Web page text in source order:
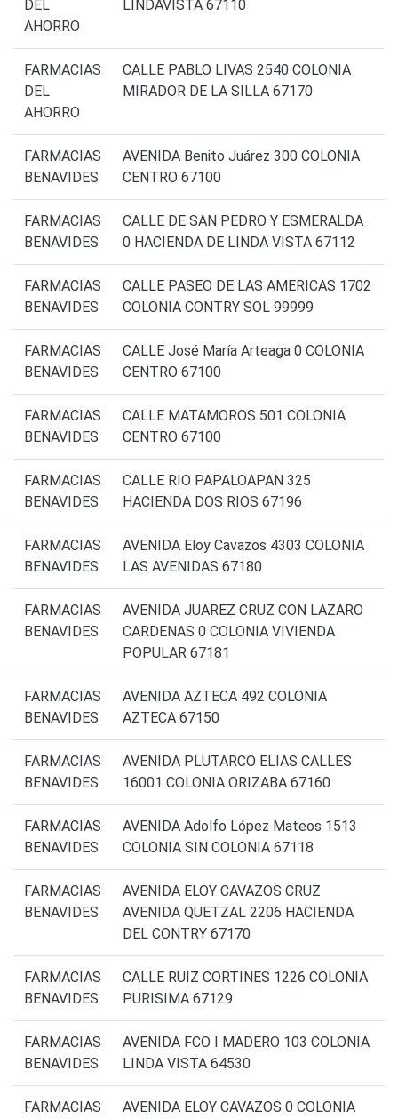
DEL
AHORRO
LINDAVISTA 67110
FARMACIAS
DEL
AHORRO
CALLE PABLO LIVAS 2540 COLONIA
MIRADOR DE LA SILLA 67170
FARMACIAS
BENAVIDES
AVENIDA Benito Juárez 300 COLONIA
CENTRO 67100
FARMACIAS
BENAVIDES
CALLE DE SAN PEDRO Y ESMERALDA
0 HACIENDA DE LINDA VISTA 67112
FARMACIAS
BENAVIDES
CALLE PASEO DE LAS AMERICAS 1702
COLONIA CONTRY SOL 99999
FARMACIAS
BENAVIDES
CALLE José María Arteaga 0 COLONIA
CENTRO 67100
FARMACIAS
BENAVIDES
CALLE MATAMOROS 501 COLONIA
CENTRO 67100
FARMACIAS
BENAVIDES
CALLE RIO PAPALOAPAN 325
HACIENDA DOS RIOS 67196
FARMACIAS
BENAVIDES
AVENIDA Eloy Cavazos 4303 COLONIA
LAS AVENIDAS 67180
FARMACIAS
BENAVIDES
AVENIDA JUAREZ CRUZ CON LAZARO
CARDENAS 0 COLONIA VIVIENDA
POPULAR 67181
FARMACIAS
BENAVIDES
AVENIDA AZTECA 492 COLONIA
AZTECA 67150
FARMACIAS
BENAVIDES
AVENIDA PLUTARCO ELIAS CALLES
16001 COLONIA ORIZABA 67160
FARMACIAS
BENAVIDES
AVENIDA Adolfo López Mateos 1513
COLONIA SIN COLONIA 67118
FARMACIAS
BENAVIDES
AVENIDA ELOY CAVAZOS CRUZ
AVENIDA QUETZAL 2206 HACIENDA
DEL CONTRY 67170
FARMACIAS
BENAVIDES
CALLE RUIZ CORTINES 1226 COLONIA
PURISIMA 67129
FARMACIAS
BENAVIDES
AVENIDA FCO I MADERO 103 COLONIA
LINDA VISTA 64530
FARMACIAS
AVENIDA ELOY CAVAZOS 0 COLONIA